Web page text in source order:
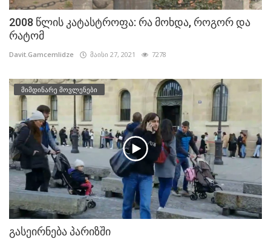
2008 წლის კატასტროფა: რა მოხდა, როგორ და
რატომ
Davit.Gamcemlidze მაისი 27, 2021 7278
მიმდინარე მოვლენები
გასეირნება პარიზში